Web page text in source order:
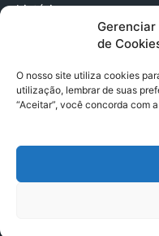
de
O nosso site utiliza cookies
utilização, lembrar de suas
“Aceitar”, você concorda com
história que merece ser
(91) 98224 - 3111
© 2025 A Província do
Trav. Quintino Bocaiuva
2701-